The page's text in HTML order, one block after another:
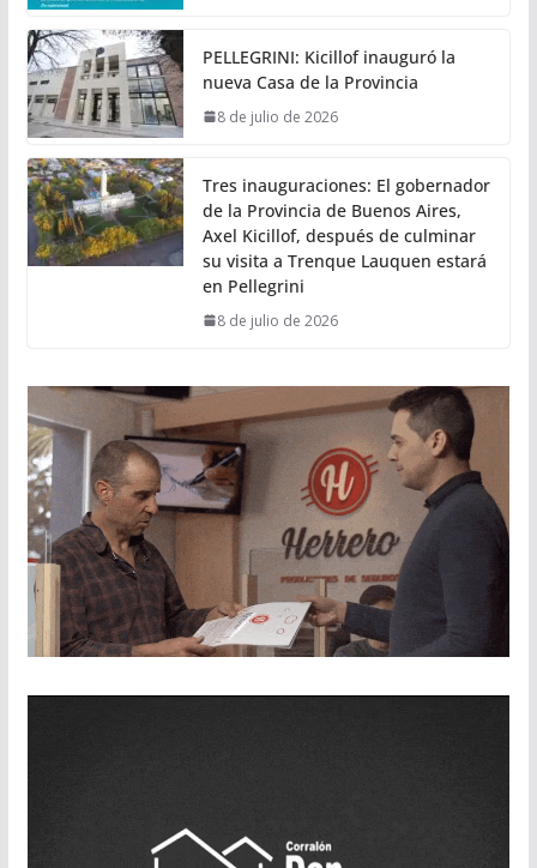
PELLEGRINI: Kicillof inauguró la
nueva Casa de la Provincia
8 de julio de 2026
Tres inauguraciones: El gobernador
de la Provincia de Buenos Aires,
Axel Kicillof, después de culminar
su visita a Trenque Lauquen estará
en Pellegrini
8 de julio de 2026